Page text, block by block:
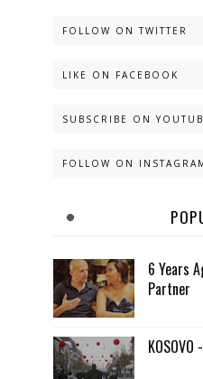
FOLLOW ON TWITTER
LIKE ON FACEBOOK
SUBSCRIBE ON
FOLLOW ON
6 Years
Partner